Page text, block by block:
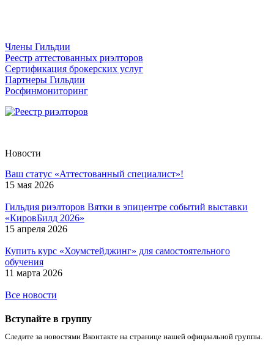
Члены Гильдии
Реестр аттестованных риэлторов
Сертификация брокерских услуг
Партнеры Гильдии
Росфинмониторинг
Новости
Ваш статус «Аттестованный специалист»!
15 мая 2026
Гильдия риэлторов Вятки в эпицентре событий выставки
«КировБилд 2026»
15 апреля 2026
Купить курс «Хоумстейджинг» для самостоятельного
обучения
11 марта 2026
Все новости
Вступайте в группу
Следите за новостями Вконтакте на странице нашей официальной группы.